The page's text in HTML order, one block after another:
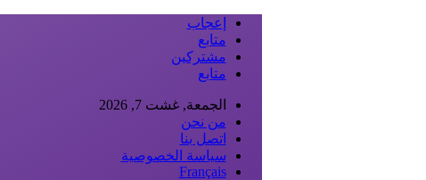
إعجاب
متابع
مشتركين
متابع
الجمعة, غشت 7, 2026
من نحن
اتصل بنا
سياسة الخصوصية
Français